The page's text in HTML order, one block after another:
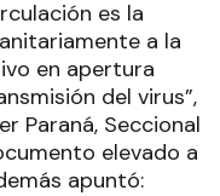
es la
a la
en apertura
del virus”,
Paraná, Seccional
elevado a
apuntó: